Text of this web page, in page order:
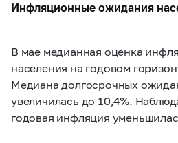
Инфляционные ожидания
В мае медианная оценка
населения на годовом
Медиана долгосрочных
увеличилась до 10,4%.
годовая инфляция